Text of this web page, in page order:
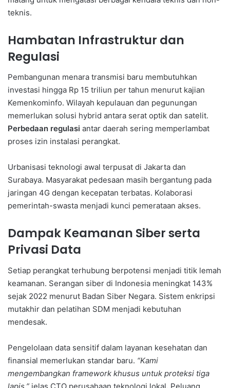
teknis.
Hambatan Infrastruktur dan
Regulasi
Pembangunan menara transmisi baru membutuhkan
investasi hingga Rp 15 triliun per tahun menurut kajian
Kemenkominfo. Wilayah kepulauan dan pegunungan
memerlukan solusi hybrid antara serat optik dan satelit.
Perbedaan regulasi antar daerah sering memperlambat
proses izin instalasi perangkat.
Urbanisasi teknologi awal terpusat di Jakarta dan
Surabaya. Masyarakat pedesaan masih bergantung pada
jaringan 4G dengan kecepatan terbatas. Kolaborasi
pemerintah-swasta menjadi kunci pemerataan akses.
Dampak Keamanan Siber serta
Privasi Data
Setiap perangkat terhubung berpotensi menjadi titik lemah
keamanan. Serangan siber di Indonesia meningkat 143%
sejak 2022 menurut Badan Siber Negara. Sistem enkripsi
mutakhir dan pelatihan SDM menjadi kebutuhan
mendesak.
Pengelolaan data sensitif dalam layanan kesehatan dan
finansial memerlukan standar baru. “Kami
mengembangkan framework khusus untuk proteksi tiga